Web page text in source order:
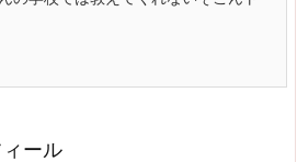
ール